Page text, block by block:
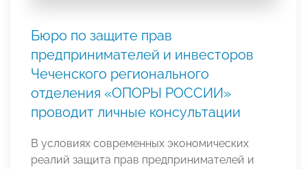
Бюро по защите прав
предпринимателей и инвесторов
Чеченского регионального
отделения «ОПОРЫ РОССИИ»
проводит личные консультации
В условиях современных экономических
реалий защита прав предпринимателей и